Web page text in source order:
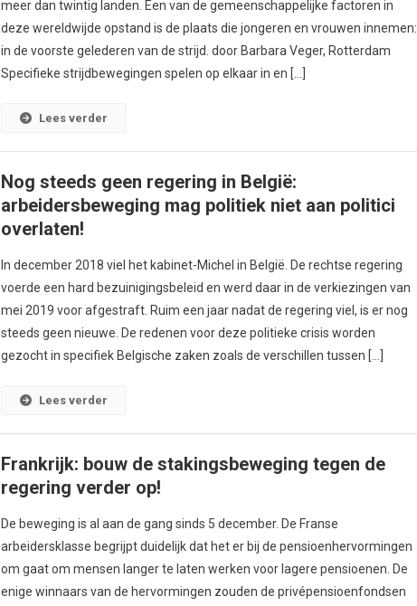
meer dan twintig landen. Een van de gemeenschappelijke factoren in
deze wereldwijde opstand is de plaats die jongeren en vrouwen innemen:
in de voorste gelederen van de strijd. door Barbara Veger, Rotterdam
Specifieke strijdbewegingen spelen op elkaar in en […]
Lees verder
Nog steeds geen regering in België:
arbeidersbeweging mag politiek niet aan politici
overlaten!
In december 2018 viel het kabinet-Michel in België. De rechtse regering
voerde een hard bezuinigingsbeleid en werd daar in de verkiezingen van
mei 2019 voor afgestraft. Ruim een jaar nadat de regering viel, is er nog
steeds geen nieuwe. De redenen voor deze politieke crisis worden
gezocht in specifiek Belgische zaken zoals de verschillen tussen […]
Lees verder
Frankrijk: bouw de stakingsbeweging tegen de
regering verder op!
De beweging is al aan de gang sinds 5 december. De Franse
arbeidersklasse begrijpt duidelijk dat het er bij de pensioenhervormingen
om gaat om mensen langer te laten werken voor lagere pensioenen. De
enige winnaars van de hervormingen zouden de privépensioenfondsen